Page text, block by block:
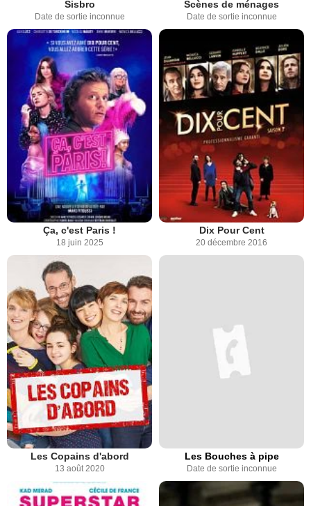
Sisbro
Date de sortie inconnue
Scènes de ménages
Date de sortie inconnue
Ça, c'est Paris !
18 juin 2025
Dix Pour Cent
20 décembre 2016
Les Copains d'abord
13 août 2020
Les Bouches à pipe
Date de sortie inconnue